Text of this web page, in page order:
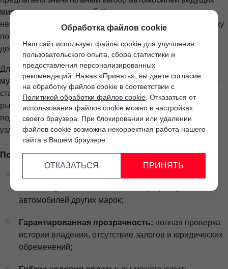
мировых производителей. Каждая единица техники,
независимо от бренда, проходит комплексную диагностику
по 136 пунктам, что гарантирует отсутствие скрытых
дефектов и юридическую чистоту.
Для тех, кого интересует Тойота б/у в Минске или
мультибрендовый выбор, покупка в официальном центре
становится рациональной альтернативой стихийным
рынкам. Мы берем на себя проверку документов,
подтверждение пробега и техническую инспекцию всех
узлов.
Почему стоит выбрать автомобиль с пробегом у нас
автомобилей других марок;
Гарантированная прозрачность: полная проверка
истории владения, отсутствие залогов и юридических
обременений;
Обработка файлов cookie
Наш сайт использует файлы cookie для улучшения
пользовательского опыта, сбора статистики и
предоставления персонализированных
рекомендаций. Нажав «Принять», вы даете согласие
на обработку файлов cookie в соответствии с
Политикой обработки файлов cookie . Отказаться от
использования файлов cookie можно в настройках
своего браузера. При блокировании или удалении
файлов cookie возможна некорректная работа нашего
сайта в Вашем браузере.
ОТКАЗАТЬСЯ ПРИНЯТЬ